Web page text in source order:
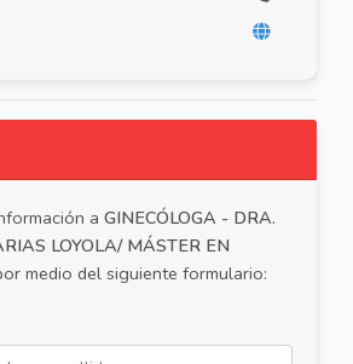
a GINECÓLOGA - DRA.
LOYOLA/ MÁSTER EN
medio del siguiente formulario: